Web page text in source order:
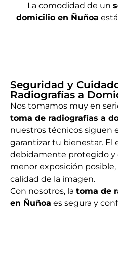
La comodidad de un
domicilio en Ñuñoa
Seguridad y
Radiografías a
Nos tomamos muy en
toma de radiografías a
nuestros técnicos siguen
garantizar tu bienestar. El
debidamente protegido y
menor exposición
calidad de la imagen.
Con nosotros, la toma de
en Ñuñoa es segura y